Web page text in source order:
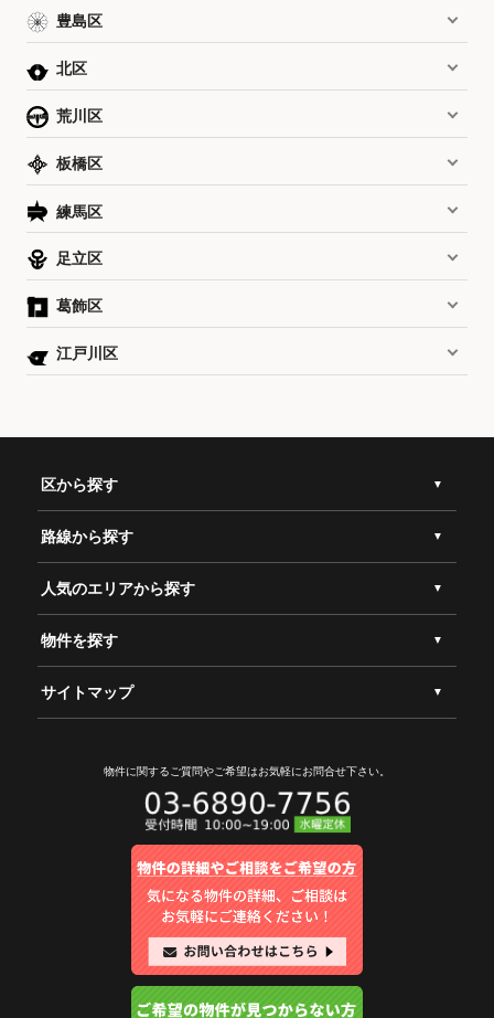
豊島区
北区
荒川区
板橋区
練馬区
足立区
葛飾区
江戸川区
区から探す
路線から探す
人気のエリアから探す
物件を探す
サイトマップ
物件に関するご質問やご希望はお気軽にお問合せ下さい。